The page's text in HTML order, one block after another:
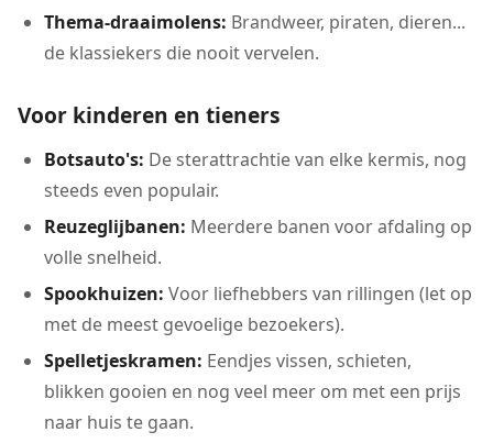
Thema-draaimolens: Brandweer, piraten, dieren...
de klassiekers die nooit vervelen.
Voor kinderen en tieners
Botsauto's: De sterattrachtie van elke kermis, nog
steeds even populair.
Reuzeglijbanen: Meerdere banen voor afdaling op
volle snelheid.
Spookhuizen: Voor liefhebbers van rillingen (let op
met de meest gevoelige bezoekers).
Spelletjeskramen: Eendjes vissen, schieten,
blikken gooien en nog veel meer om met een prijs
naar huis te gaan.